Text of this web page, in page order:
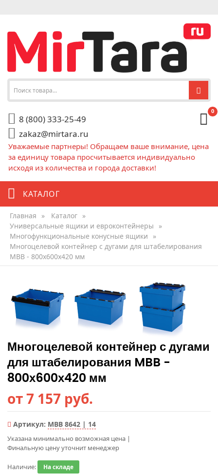
8 (800) 333-25-49
zakaz@mirtara.ru
0
Уважаемые партнеры! Обращаем ваше внимание, цена
за единицу товара просчитывается индивидуально
исходя из количества и города доставки!
КАТАЛОГ
Главная » Каталог »
Универсальные ящики и евроконтейнеры
»
Многофункциональные конусные ящики
»
Многоцелевой контейнер с дугами для штабелирования
MBB - 800х600х420 мм
Многоцелевой контейнер с дугами
для штабелирования MBB -
800х600х420 мм
от 7 157 руб.
Артикул: MBB 8642 | 14
Указана минимально возможная цена |
Финальную цену уточнит менеджер
Наличие: На складе